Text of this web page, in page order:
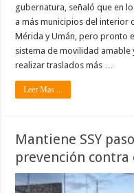
gubernatura, señaló que en
a más municipios del interior
Mérida y Umán, pero pronto
sistema de movilidad
realizar traslados más …
Leer Mas ...
Mantiene SSY
prevención contra